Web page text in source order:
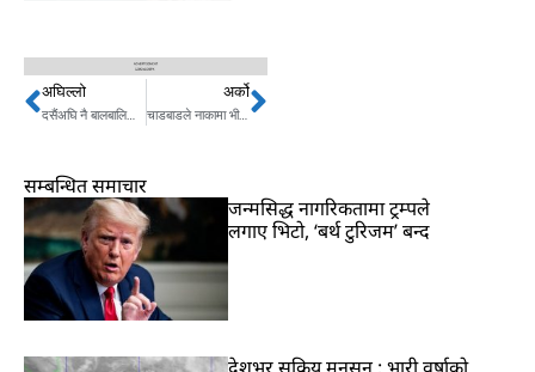
Prev
अघिल्लो
दसैंअघि नै बालबालिकाका लागि कोरोना खोप ल्याउने सरकारको तयारी
अर्को
चाडबाडले नाकामा भीडभाड, जमुनाहबाट दैनिक १५ सय भित्रदै Next
सम्बन्धित समाचार
जन्मसिद्ध नागरिकतामा ट्रम्पले
लगाए भिटो, ‘बर्थ टुरिजम’ बन्द